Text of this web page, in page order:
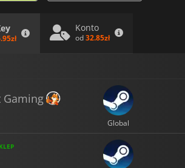
Konto
od32.85zł
Gaming
Global